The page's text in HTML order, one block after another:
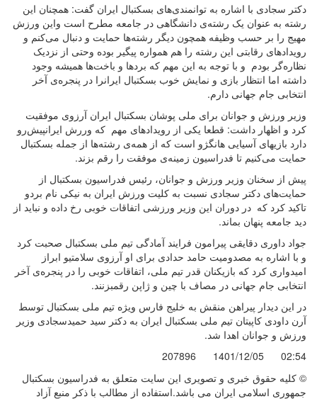
دکتر سجادی با اشاره به توانمندی‌های بسکتبال ایران گفت: همچنان این
رشته به عنوان یک رشته‌ی دانشگاهی در جامعه مطرح است واین ورزش
مهیج را بر حسب وظیفه همچون دیگر رشته‌ها حمایت و دنبال می‌کنم و
رویدادهای رقابتی این رشته را هم همواره پیگیر بوده وحتی از نزدیک
نظاره‌گر بودم و با توجه به این مهم که بردها و باخت‌ها همیشه وجود
داشته اما انتظار بازی و نمایش خوب بسکتبال ایرانرا در پنجره‌ی آخر
انتخابی جام جهانی دارم.
وزیر ورزش و جوانان برای ملی پوشان بسکتبال ایران آرزوی موفقیت
کرد و اظهار داشت: قطعا یکی از رویدادهای مهم که وررش ایرانپیش‌رو
دارد بازیهای آسیایی هانگژو است که از همه‌ی رشته‌ها از جمله بسکتبال
حمایت می‌کنیم تا فدراسیون زمینه‌ی موفقت را رقم بزند.
پیش از سخنان وزیر ورزش و جوانان، رئیس فدراسیون بسکتبال از
حمایت‌های دکتر سجادی نسبت به کلیت ورزش ایران به نیکی نام بردو
تاکید کرد که در دوران این وزیر ورزشی اتفاقات خوبی رخ داده و نباید از
دید جامعه پنهان بماند.
جواد داوری دقایقی پیرامون فرایند آمادگی تیم ملی بسکتبال صحبت کرد
و با اشاره به مصدومیت حامد حدادی برای او آرزوی سلامتیو ابراز
امیدواری کرد که بازیکنان قدر تیم ملی، اتفاقات خوبی را در پنجره‌ی آخر
انتخابی جام جهانی در مصاف با چین و ژاپن رقمبزنند.
در این دیدار پیراهن منقش به خلیج فارس ویژه تیم ملی بسکتبال توسط
آرن داودی کاپیتان تیم ملی بسکتبال ایران به دکتر سید حمیدسجادی وزیر
ورزش و جوانان اهدا شد.
02:54
1401/12/05
207896
© کليه حقوق خبری و تصويری اين سايت متعلق به فدراسیون بسکتبال
جمهوری اسلامی ایران می باشد.استفاده از مطالب با ذكر منبع آزاد